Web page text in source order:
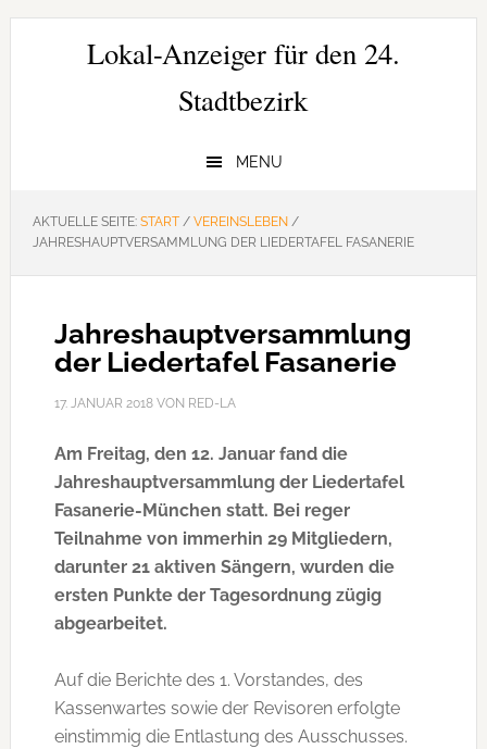
Zur
Hauptnavigation
Zum
Zur
SeitenspalteLokal-Anzeiger für den 24.
Stadtbezirk
MENU
AKTUELLE SEITE: START / VEREINSLEBEN /
JAHRESHAUPTVERSAMMLUNG DER LIEDERTAFEL FASANERIE
Jahreshauptversammlung
der Liedertafel Fasanerie
17. JANUAR 2018VON RED-LA
Am Freitag, den 12. Januar fand die
Jahreshauptversammlung der Liedertafel
Fasanerie-München statt. Bei reger
Teilnahme von immerhin 29 Mitgliedern,
darunter 21 aktiven Sängern, wurden die
ersten Punkte der Tagesordnung zügig
abgearbeitet.
Auf die Berichte des 1. Vorstandes, des
Kassenwartes sowie der Revisoren erfolgte
einstimmig die Entlastung des Ausschusses.